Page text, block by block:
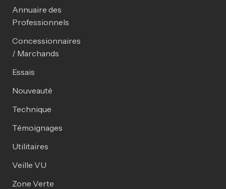
Annuaire des
Professionnels
Concessionnaires
/ Marchands
Essais
Nouveauté
Technique
Témoignages
Utilitaires
Veille VU
Zone Verte